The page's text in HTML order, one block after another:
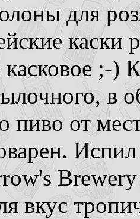
для
каски
касковое ;-)
в
пиво от
вкус